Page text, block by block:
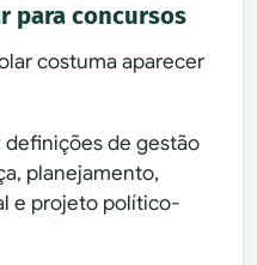
para concursos
costuma aparecer
definições de gestão
planejamento,
e projeto político-